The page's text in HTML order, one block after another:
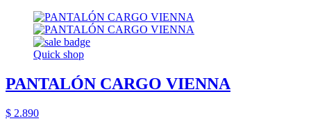
Quick shop
PANTALÓN CARGO VIENNA
$ 2.890